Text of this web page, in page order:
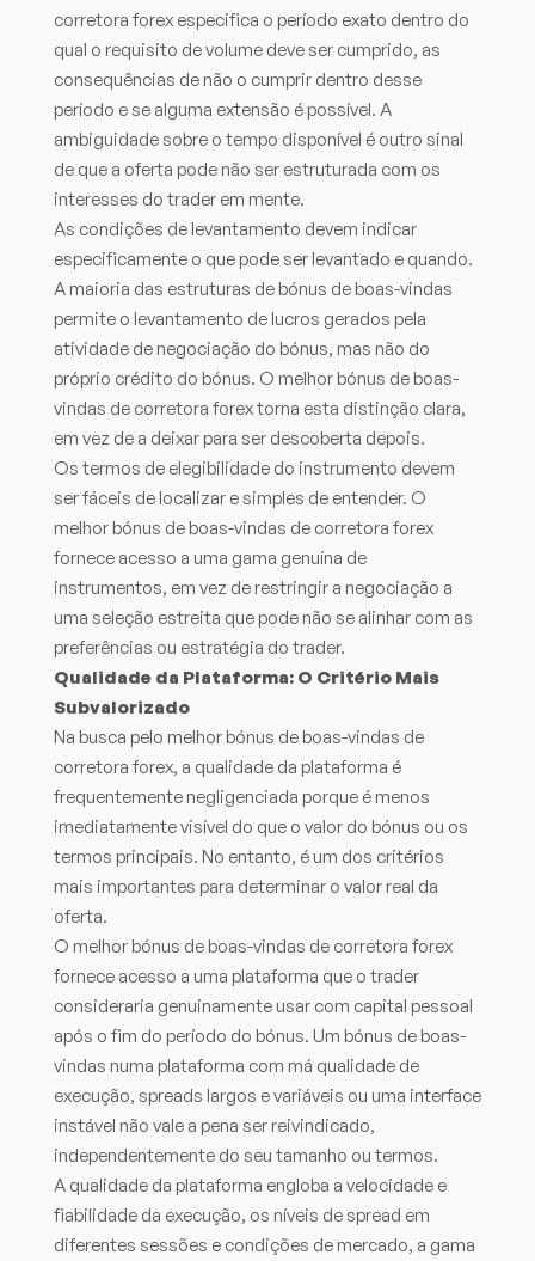
corretora forex especifica o período exato dentro do
qual o requisito de volume deve ser cumprido, as
consequências de não o cumprir dentro desse
período e se alguma extensão é possível. A
ambiguidade sobre o tempo disponível é outro sinal
de que a oferta pode não ser estruturada com os
interesses do trader em mente.
As condições de levantamento devem indicar
especificamente o que pode ser levantado e quando.
A maioria das estruturas de bónus de boas-vindas
permite o levantamento de lucros gerados pela
atividade de negociação do bónus, mas não do
próprio crédito do bónus. O melhor bónus de boas-
vindas de corretora forex torna esta distinção clara,
em vez de a deixar para ser descoberta depois.
Os termos de elegibilidade do instrumento devem
ser fáceis de localizar e simples de entender. O
melhor bónus de boas-vindas de corretora forex
fornece acesso a uma gama genuína de
instrumentos, em vez de restringir a negociação a
uma seleção estreita que pode não se alinhar com as
preferências ou estratégia do trader.
Qualidade da Plataforma: O Critério Mais
Subvalorizado
Na busca pelo melhor bónus de boas-vindas de
corretora forex, a qualidade da plataforma é
frequentemente negligenciada porque é menos
imediatamente visível do que o valor do bónus ou os
termos principais. No entanto, é um dos critérios
mais importantes para determinar o valor real da
oferta.
O melhor bónus de boas-vindas de corretora forex
fornece acesso a uma plataforma que o trader
consideraria genuinamente usar com capital pessoal
após o fim do período do bónus. Um bónus de boas-
vindas numa plataforma com má qualidade de
execução, spreads largos e variáveis ou uma interface
instável não vale a pena ser reivindicado,
independentemente do seu tamanho ou termos.
A qualidade da plataforma engloba a velocidade e
fiabilidade da execução, os níveis de spread em
diferentes sessões e condições de mercado, a gama